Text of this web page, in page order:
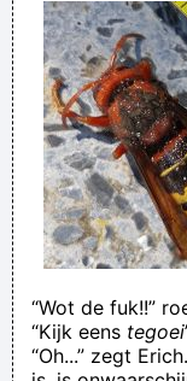
“Wot de fuk!!”
“Kijk eens tegoei
“Oh...” zegt